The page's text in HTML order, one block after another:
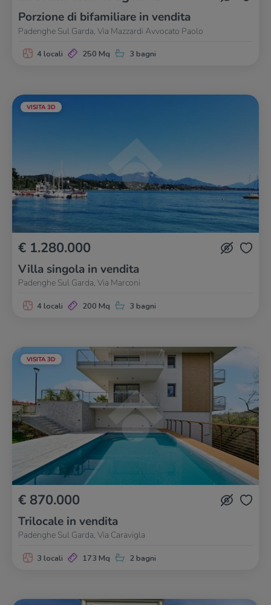
Porzione di bifamiliare in vendita
Padenghe Sul Garda, Via Mazzardi Avvocato Paolo
4 locali 250 Mq 3 bagni
VISITA 3D
€ 1.280.000
Villa singola in vendita
Padenghe Sul Garda, Via Marconi
4 locali 200 Mq 3 bagni
VISITA 3D
€ 870.000
Trilocale in vendita
Padenghe Sul Garda, Via Caravigla
3 locali 173 Mq 2 bagni